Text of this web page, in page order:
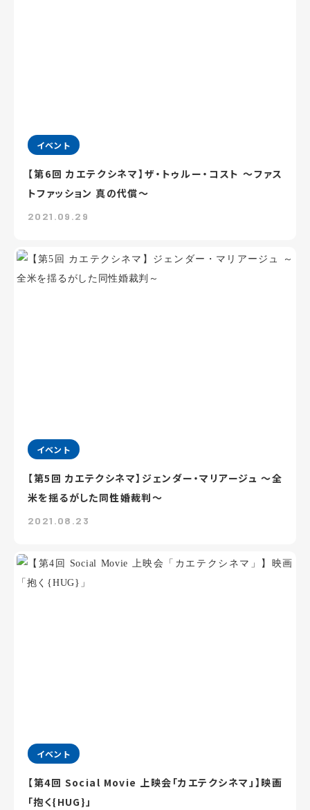
イベント
【第6回 カエテクシネマ】ザ・トゥルー・コスト ～ファス
トファッション 真の代償～
2021.09.29
イベント
【第5回 カエテクシネマ】ジェンダー・マリアージュ ～全
米を揺るがした同性婚裁判～
2021.08.23
イベント
【第4回 Social Movie 上映会「カエテクシネマ」】映画
「抱く{HUG}」